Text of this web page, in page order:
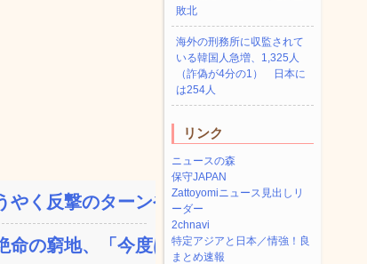
やく反撃のターンやね...
命の窮地、「今度は宏...
敗北
海外の刑務所に収監されて
いる韓国人急増、1,325人
（詐偽が4分の1） 日本に
は254人
リンク
ニュースの森
保守JAPAN
Zattoyomiニュース見出しリ
ーダー
2chnavi
特定アジアと日本／情強！良
まとめ速報